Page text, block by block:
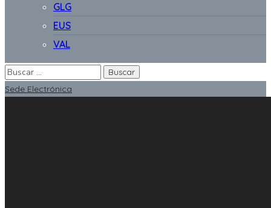
GLG
EUS
VAL
Sede Electrónica